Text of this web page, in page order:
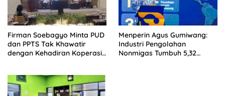
Firman Soebagyo Minta PUD
dan PPTS Tak Khawatir
dengan Kehadiran Koperasi
Menperin Agus Gumiwang:
Industri Pengolahan
Nonmigas Tumbuh 5,32